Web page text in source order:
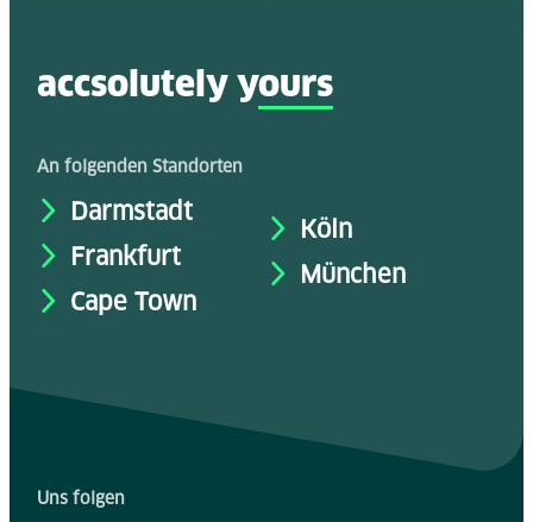
accsolutely yours
An folgenden Standorten
Darmstadt
Frankfurt
Cape Town
Köln
München
Uns folgen